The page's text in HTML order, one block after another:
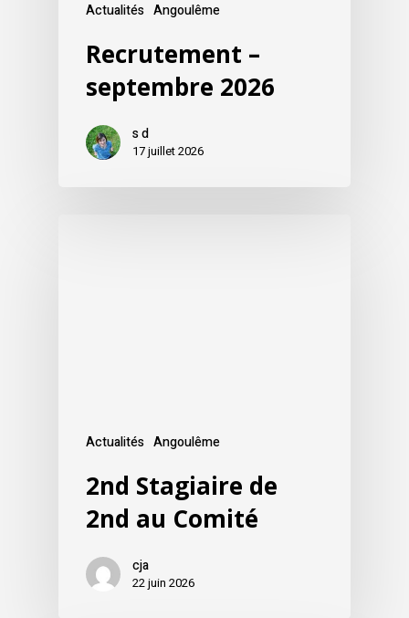
Actualités Angoulême
Recrutement –
septembre 2026
s d
17 juillet 2026
Actualités Angoulême
2nd Stagiaire de
2nd au Comité
cja
22 juin 2026